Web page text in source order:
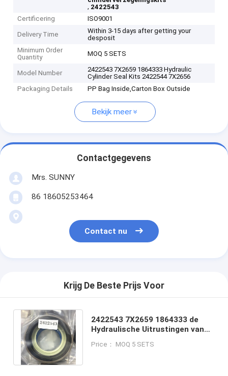
, 2422543
Certificering
ISO9001
Delivery Time
Within 3-15 days after getting your
desposit
Minimum Order
Quantity
MOQ 5 SETS
Model Number
2422543 7X2659 1864333 Hydraulic
Cylinder Seal Kits 2422544 7X2656
Packaging Details
PP Bag Inside,Carton Box Outside
Bekijk meer
Contactgegevens
Mrs. SUNNY
86 18605253464
Contact nu
Krijg De Beste Prijs Voor
2422543 7X2659 1864333 de
Hydraulische Uitrustingen van
7X2656
Price： MOQ 5 SETS